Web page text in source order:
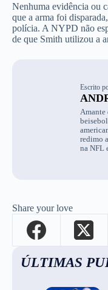
Nenhuma evidência ou
que a arma foi
polícia. A NYPD não
de que Smith utilizou a
Escrito
Amante
redimo
na NFL
Share your love
ÚLTIMAS